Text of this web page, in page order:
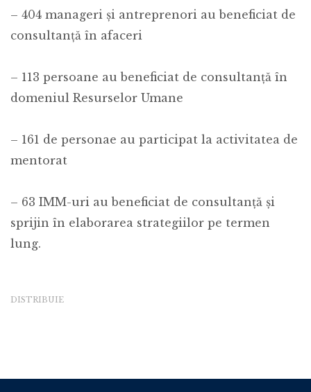
– 404 manageri și antreprenori au beneficiat de
consultanță în afaceri
– 113 persoane au beneficiat de consultanță în
domeniul Resurselor Umane
– 161 de personae au participat la activitatea de
mentorat
– 63 IMM-uri au beneficiat de consultanță și
sprijin în elaborarea strategiilor pe termen
lung.
DISTRIBUIE